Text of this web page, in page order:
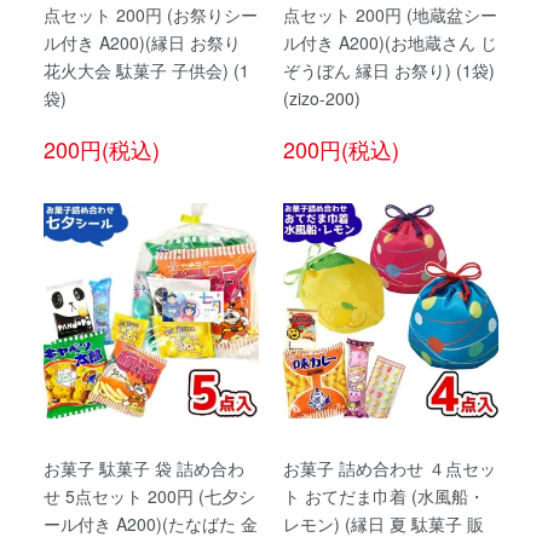
点セット 200円 (お祭りシー
ル付き A200)(縁日 お祭り
花火大会 駄菓子 子供会) (1
袋)
200円(税込)
点セット 200円 (地蔵盆シー
ル付き A200)(お地蔵さん じ
ぞうぼん 縁日 お祭り) (1袋)
(zizo-200)
200円(税込)
お菓子 駄菓子 袋 詰め合わ
せ 5点セット 200円 (七夕シ
ール付き A200)(たなばた 金
お菓子 詰め合わせ ４点セッ
ト おてだま巾着 (水風船・
レモン) (縁日 夏 駄菓子 販